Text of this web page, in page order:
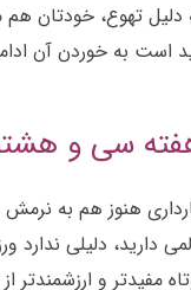
تهوع، خودتان
است به خوردن آن
سی و
هنوز هم به
دارید، دلیلی
مفیدتر و